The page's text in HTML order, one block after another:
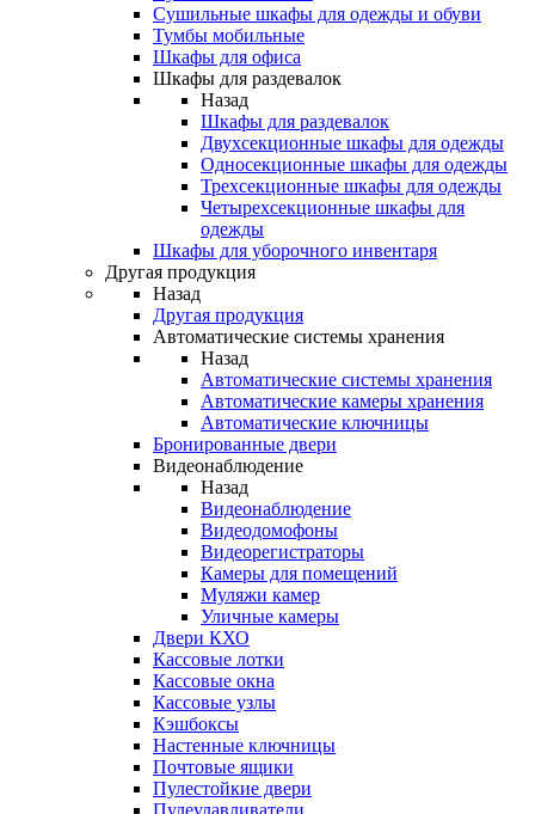
Сушильные шкафы для одежды и обуви
Тумбы мобильные
Шкафы для офиса
Шкафы для раздевалок
Назад
Шкафы для раздевалок
Двухсекционные шкафы для одежды
Односекционные шкафы для одежды
Трехсекционные шкафы для одежды
Четырехсекционные шкафы для
одежды
Шкафы для уборочного инвентаря
Другая продукция
Назад
Другая продукция
Автоматические системы хранения
Назад
Автоматические системы хранения
Автоматические камеры хранения
Автоматические ключницы
Бронированные двери
Видеонаблюдение
Назад
Видеонаблюдение
Видеодомофоны
Видеорегистраторы
Камеры для помещений
Муляжи камер
Уличные камеры
Двери КХО
Кассовые лотки
Кассовые окна
Кассовые узлы
Кэшбоксы
Настенные ключницы
Почтовые ящики
Пулестойкие двери
Пулеулавливатели